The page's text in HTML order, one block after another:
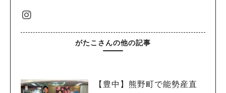
がたこさんの他の記事
【豊中】熊野町で能勢産直